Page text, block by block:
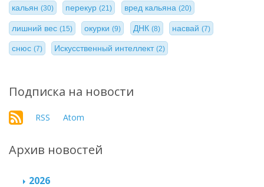
кальян (30) перекур(21) вред кальяна (20)
лишний вес (15) окурки(9) ДНК (8) насвай(7)
снюс (7) Искусственный интеллект(2)
Подписка на новости
RSS Atom
Архив новостей
2026